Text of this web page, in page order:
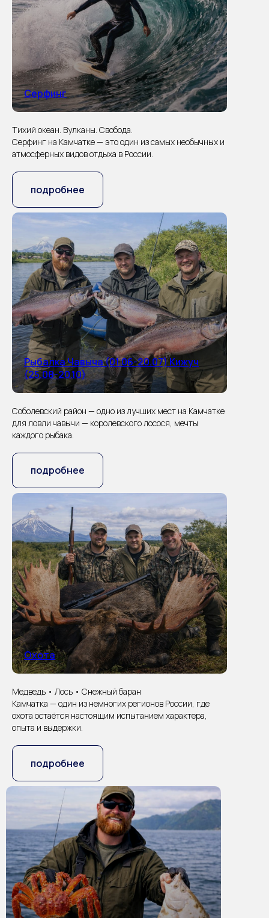
Серфинг
Тихий океан. Вулканы. Свобода.
Серфинг на Камчатке — это один из самых необычных и
атмосферных видов отдыха в России.
подробнее
Рыбалка Чавыча (01.06-20.07) Кижуч
(25.08-20.10)
Соболевский район — одно из лучших мест на Камчатке
для ловли чавычи — королевского лосося, мечты
каждого рыбака.
подробнее
Охота
Медведь • Лось • Снежный баран
Камчатка — один из немногих регионов России, где
охота остаётся настоящим испытанием характера,
опыта и выдержки.
подробнее